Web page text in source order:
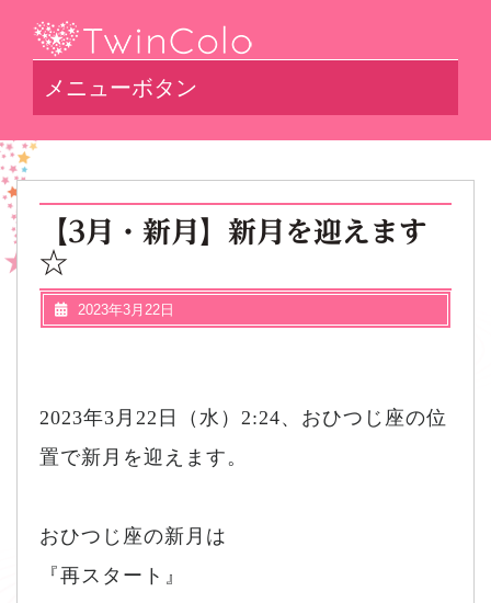
メニューボタン
【3月・新月】新月を迎えます
☆
2023年3月22日
2023年3月22日（水）2:24、おひつじ座の位
置で新月を迎えます。
おひつじ座の新月は
『再スタート』